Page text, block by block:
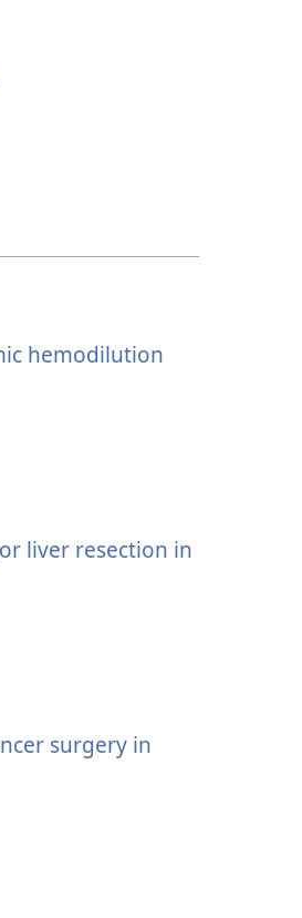
hemodilution
liver resection in
surgery in